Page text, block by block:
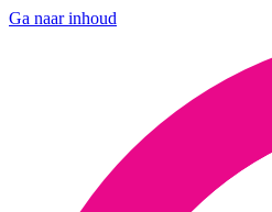
Ga naar inhoud